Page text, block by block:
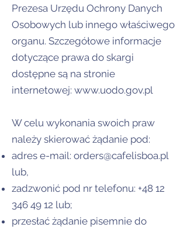
Prezesa Urzędu Ochrony Danych
Osobowych lub innego właściwego
organu. Szczegółowe informacje
dotyczące prawa do skargi
dostępne są na stronie
internetowej: www.uodo.gov.pl
W celu wykonania swoich praw
należy skierować żądanie pod:
adres e-mail: orders@cafelisboa.pl
lub,
zadzwonić pod nr telefonu: +48 12
346 49 12 lub;
przesłać żądanie pisemnie do